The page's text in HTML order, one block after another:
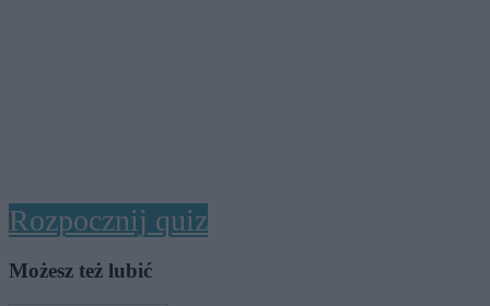
Rozpocznij quiz
Możesz też lubić